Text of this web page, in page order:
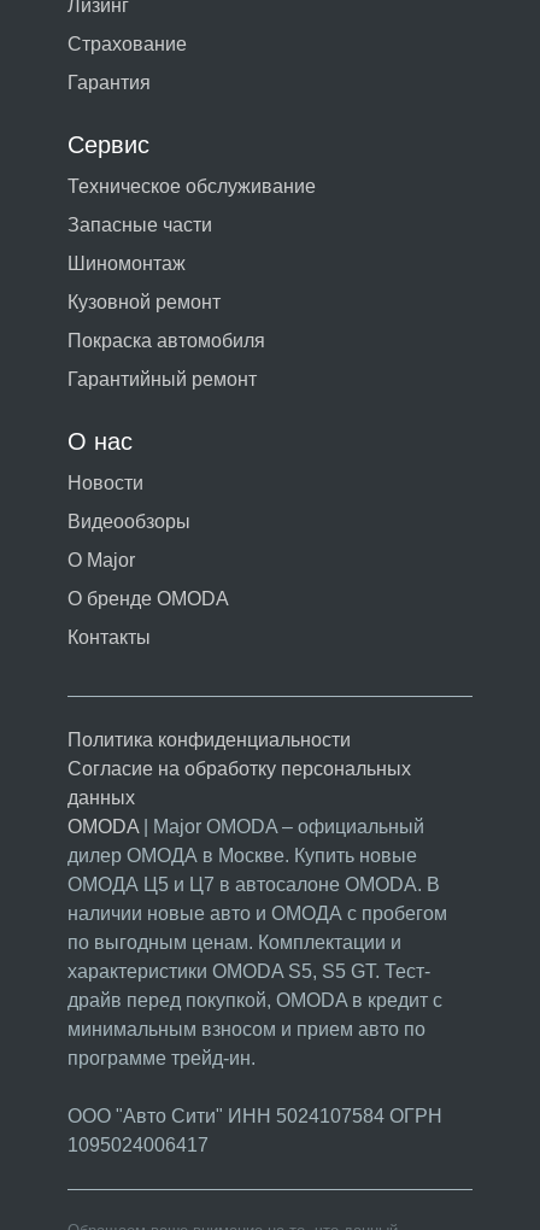
Лизинг
Страхование
Гарантия
Сервис
Техническое обслуживание
Запасные части
Шиномонтаж
Кузовной ремонт
Покраска автомобиля
Гарантийный ремонт
О нас
Новости
Видеообзоры
О Major
О бренде OMODA
Контакты
Политика конфиденциальности
Согласие на обработку персональных
данных
OMODA | Major OMODA – официальный
дилер ОМОДА в Москве. Купить новые
ОМОДА Ц5 и Ц7 в автосалоне OMODA. В
наличии новые авто и ОМОДА с пробегом
по выгодным ценам. Комплектации и
характеристики OMODA S5, S5 GT. Тест-
драйв перед покупкой, OMODA в кредит с
минимальным взносом и прием авто по
программе трейд-ин.
ООО "Авто Сити" ИНН 5024107584 ОГРН
1095024006417